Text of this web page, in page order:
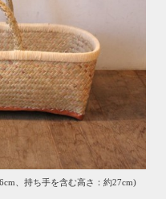
、持ち手を含む高さ：約27cm)